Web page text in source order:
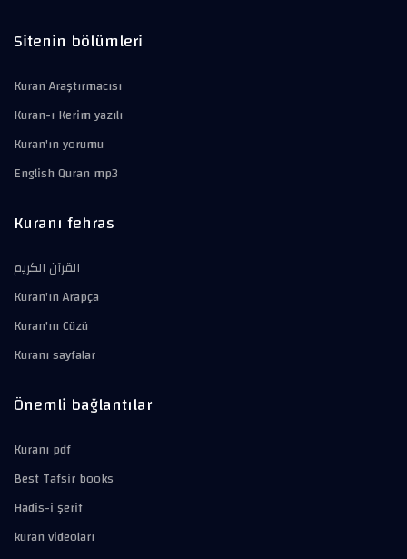
Sitenin bölümleri
Kuran Araştırmacısı
Kuran-ı Kerim yazılı
Kuran'ın yorumu
English Quran mp3
Kuranı fehras
القرآن الكريم
Kuran'ın Arapça
Kuran'ın Cüzü
Kuranı sayfalar
Önemli bağlantılar
Kuranı pdf
Best Tafsir books
Hadis-i şerif
kuran videoları